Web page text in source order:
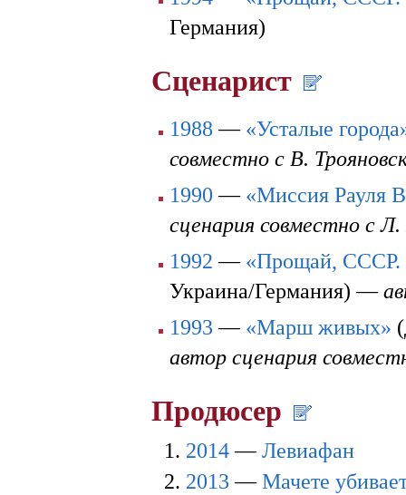
Германия)
Сценарист
1988 — «Усталые
совместно с В.
1990 — «Миссия Рауля
сценария совместно с Л.
1992 — «Прощай,
Украина/Германия) —
1993 — «Марш живых»
автор сценария
Продюсер
2014—Левиафан
2013 —Мачете